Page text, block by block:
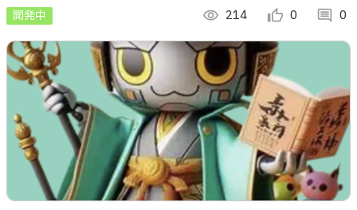
開発中 visibility 214 thumb_up_alt 0 comment 0